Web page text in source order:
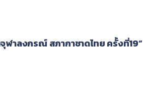
ฬาลงกรณ์ สภากาชาดไทย ครั้งที่19“